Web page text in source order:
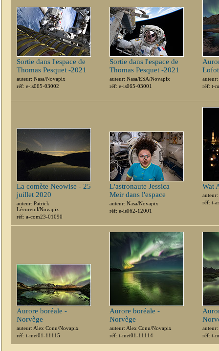
Sortie dans l'espace de
Thomas Pesquet -2021
auteur: Nasa/Novapix
réf: e-is065-03002
Sortie dans l'espace de
Thomas Pesquet -2021
auteur: Nasa/ESA/Novapix
réf: e-is065-03001
réf: t-
La comète Neowise - 25
juillet 2020
auteur: Patrick
Lécureuil/Novapix
réf: a-com23-01090
L'astronaute Jessica
Meir dans l'espace
auteur: Nasa/Novapix
réf: e-is062-12001
Wat
réf: t-
Aurore boréale -
Norvège
auteur: Alex Conu/Novapix
réf: t-met01-11115
Aurore boréale -
Norvège
auteur: Alex Conu/Novapix
réf: t-met01-11114
réf: t-